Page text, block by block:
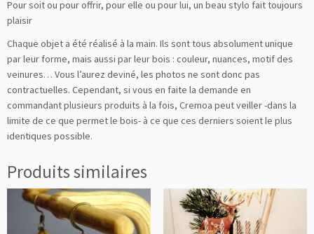
Pour soit ou pour offrir, pour elle ou pour lui, un beau stylo fait toujours
plaisir
Chaque objet a été réalisé à la main. Ils sont tous absolument unique
par leur forme, mais aussi par leur bois : couleur, nuances, motif des
veinures… Vous l’aurez deviné, les photos ne sont donc pas
contractuelles. Cependant, si vous en faite la demande en
commandant plusieurs produits à la fois, Cremoa peut veiller -dans la
limite de ce que permet le bois- à ce que ces derniers soient le plus
identiques possible.
Produits similaires